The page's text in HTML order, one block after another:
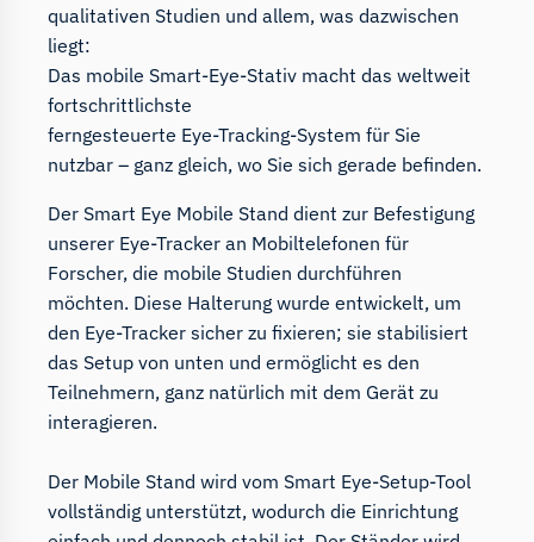
qualitativen Studien und allem, was dazwischen
liegt:
Das mobile Smart-Eye-Stativ macht das weltweit
fortschrittlichste
ferngesteuerte Eye-Tracking-System für Sie
nutzbar – ganz gleich, wo Sie sich gerade befinden.
Der Smart Eye Mobile Stand dient zur Befestigung
unserer Eye-Tracker an Mobiltelefonen für
Forscher, die mobile Studien durchführen
möchten. Diese Halterung wurde entwickelt, um
den Eye-Tracker sicher zu fixieren; sie stabilisiert
das Setup von unten und ermöglicht es den
Teilnehmern, ganz natürlich mit dem Gerät zu
interagieren.
Der Mobile Stand wird vom Smart Eye-Setup-Tool
vollständig unterstützt, wodurch die Einrichtung